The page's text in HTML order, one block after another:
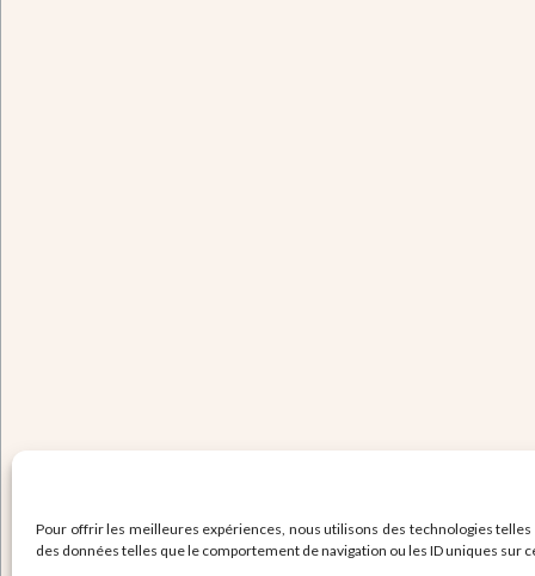
Pour offrir les meilleures expériences, nous utilisons des technologies
des données telles que le comportement de navigation ou les ID uniques